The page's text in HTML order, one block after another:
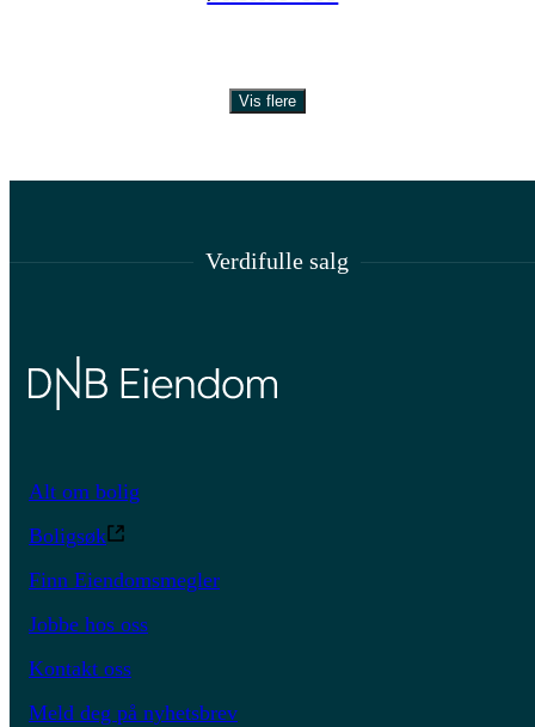
Vis flere
Verdifulle salg
Alt om bolig
Boligsøk
Finn Eiendomsmegler
Jobbe hos oss
Kontakt oss
Meld deg på nyhetsbrev